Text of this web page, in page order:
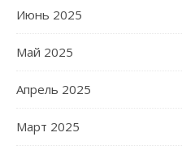
Июнь 2025
Май 2025
Апрель 2025
Март 2025